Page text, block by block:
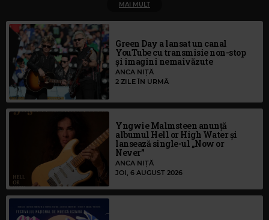
MAI MULT
Green Day a lansat un canal
YouTube cu transmisie non-stop
și imagini nemaivăzute
ANCA NIȚĂ
2 ZILE ÎN URMĂ
Yngwie Malmsteen anunță
albumul Hell or High Water și
lansează single-ul „Now or
Never”
ANCA NIȚĂ
JOI, 6 AUGUST 2026